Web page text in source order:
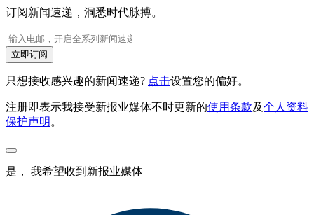
订阅新闻速递，洞悉时代脉搏。
立即订阅
只想接收感兴趣的新闻速递? 点击设置您的偏好。
注册即表示我接受新报业媒体不时更新的使用条款及个人资料
保护声明 。
是， 我希望收到新报业媒体